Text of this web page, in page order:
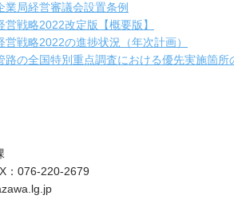
業局経営審議会設置条例
営戦略2022改定版【概要版】
営戦略2022の進捗状況（年次計画）
路の全国特別重点調査における優先実施箇所
076-220-2679